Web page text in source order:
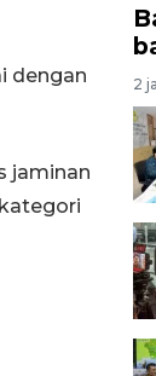
dengan
jaminan
2